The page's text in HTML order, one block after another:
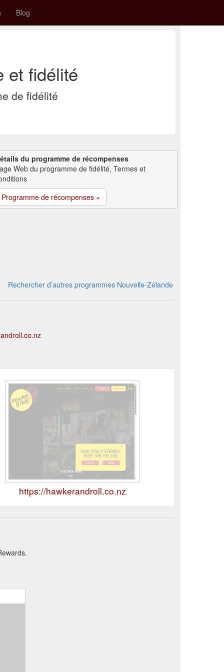
Blog
et fidélité
de fidélité
du programme de récompenses
Web du programme de fidélité, Termes et
Programme de récompenses »
Rechercher d’autres programmes Nouvelle-Zélande
https://hawkerandroll.co.nz